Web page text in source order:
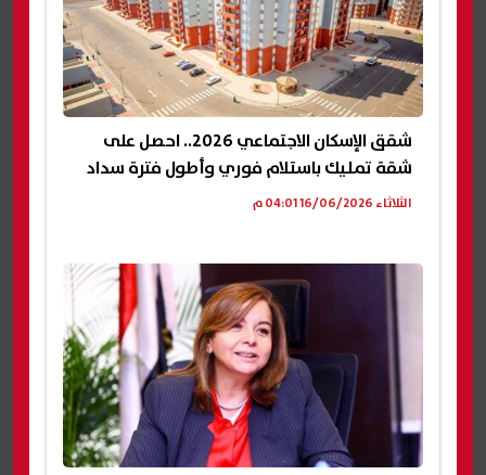
شقق الإسكان الاجتماعي 2026.. احصل على
شقة تمليك باستلام فوري وأطول فترة سداد
الثلاثاء 16/06/2026 04:01 م